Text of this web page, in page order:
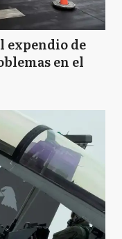
expendio de
en el